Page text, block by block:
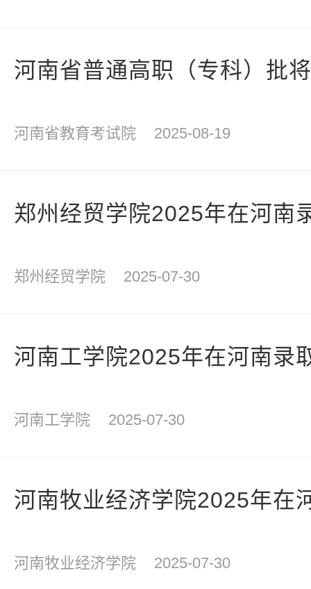
河南省普通高职（专科）批
河南省教育考试院 2025-08-19
郑州经贸学院2025年在河南
郑州经贸学院 2025-07-30
河南工学院2025年在河南录
河南工学院 2025-07-30
河南牧业经济学院2025年在
河南牧业经济学院 2025-07-30